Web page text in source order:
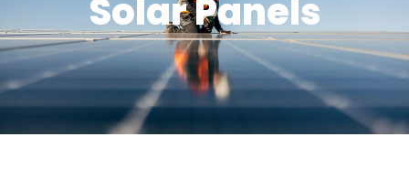
Solar Panels